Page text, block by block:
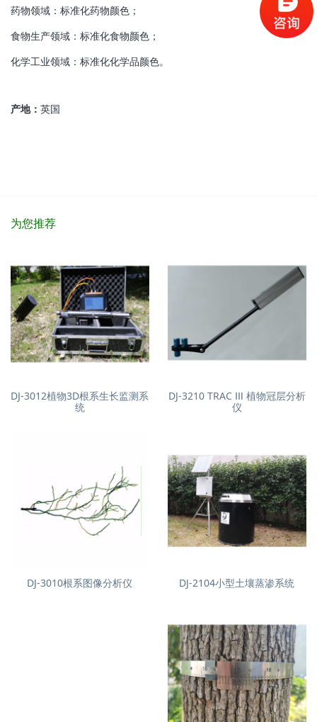
药物领域：标准化药物颜色；
食物生产领域：标准化食物颜色；
化学工业领域：标准化化学品颜色。
产地： 英国
为您推荐
DJ-3012植物3D根系生长监测系
统
DJ-3210 TRAC Ⅲ 植物冠层分析
仪
DJ-2104小型土壤蒸渗系统
DJ-3010根系图像分析仪